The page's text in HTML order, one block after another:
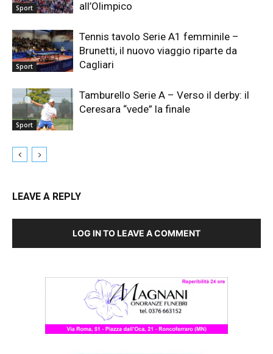
Sport all’Olimpico
Sport
Tennis tavolo Serie A1 femminile –
Brunetti, il nuovo viaggio riparte da
Cagliari
Sport
Tamburello Serie A – Verso il derby: il
Ceresara “vede” la finale
LEAVE A REPLY
LOG IN TO LEAVE A COMMENT